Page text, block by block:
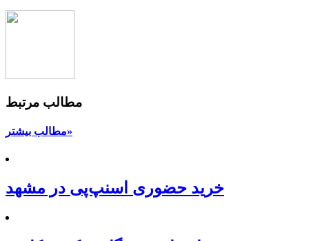
مطالب مرتبط
مطالب بیشتر»
خرید حضوری اسنپ‌پی در مشهد